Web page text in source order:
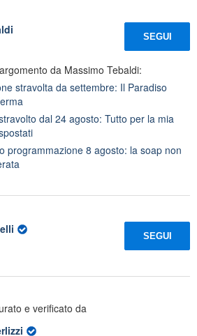
SEGUI
da Massimo Tebaldi:
stravolta da settembre: Il Paradiso
dal 24 agosto: Tutto per la mia
programmazione 8 agosto: la soap non
SEGUI
e verificato da